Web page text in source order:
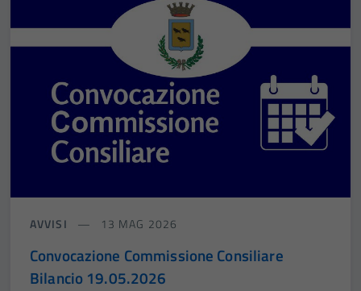
AVVISI 13 MAG 2026
Convocazione Commissione Consiliare
Bilancio 19.05.2026